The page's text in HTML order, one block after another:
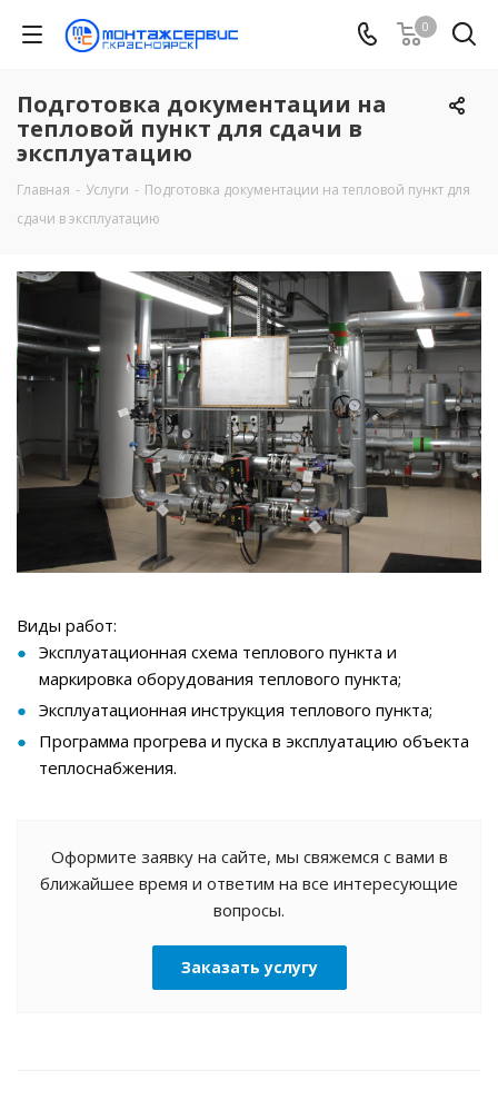
0
Подготовка документации на
тепловой пункт для сдачи в
эксплуатацию
Главная - Услуги - Подготовка документации на тепловой пункт для
сдачи в эксплуатацию
Виды работ:
Эксплуатационная схема теплового пункта и
маркировка оборудования теплового пункта;
Эксплуатационная инструкция теплового пункта;
Программа прогрева и пуска в эксплуатацию объекта
теплоснабжения.
Оформите заявку на сайте, мы свяжемся с вами в
ближайшее время и ответим на все интересующие
вопросы.
Заказать услугу